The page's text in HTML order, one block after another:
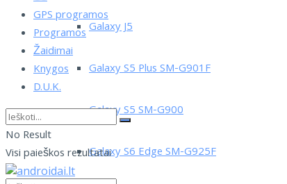
Galaxy J5
Galaxy S5 Plus SM-G901F
Galaxy S5 SM-G900
Galaxy S6 Edge SM-G925F
GPS programos
Programos
Žaidimai
Knygos
D.U.K.
No Result
Visi paieškos rezultatai